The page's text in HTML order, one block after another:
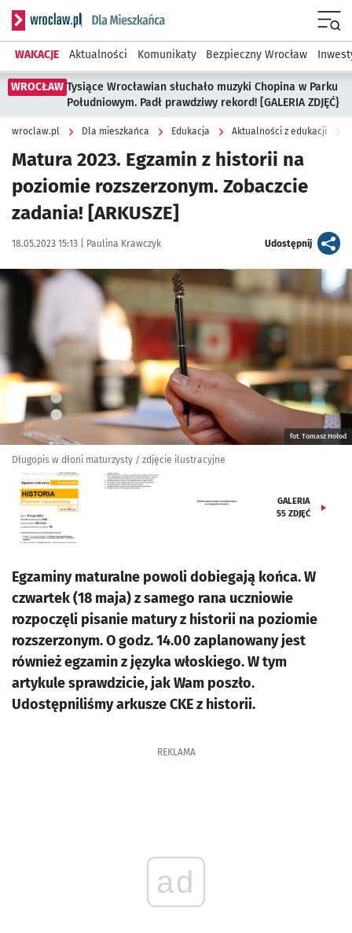
Serwis informacyjny wroclaw.pl podserwis: Dla mieszkańca
WAKACJE Aktualności Komunikaty Bezpieczny Wrocław
WROCŁAW Tysiące Wrocławian słuchało muzyki Chopina w Parku
Południowym. Padł prawdziwy rekord! [GALERIA ZDJĘĆ}
wroclaw.pl Dla mieszkańca Edukacja Aktualności z edukacji
Matura 2023. Egzamin z historii na
poziomie rozszerzonym. Zobaczcie
zadania! [ARKUSZE]
Data publikacji:
18.05.2023 15:13 | Autor:
Paulina Krawczyk Udostępnijartykuł
Kliknij, aby zobaczyć galerię
Kliknij, aby powiększyć
fot. Tomasz Hołod
Długopis w dłoni maturzysty / zdjęcie ilustracyjne
GALERIA
55 ZDJĘĆ
Egzaminy maturalne powoli dobiegają końca. W
czwartek (18 maja) z samego rana uczniowie
rozpoczęli pisanie matury z historii na poziomie
rozszerzonym. O godz. 14.00 zaplanowany jest
również egzamin z języka włoskiego. W tym
artykule sprawdzicie, jak Wam poszło.
Udostępniliśmy arkusze CKE z historii.
REKLAMA
ad